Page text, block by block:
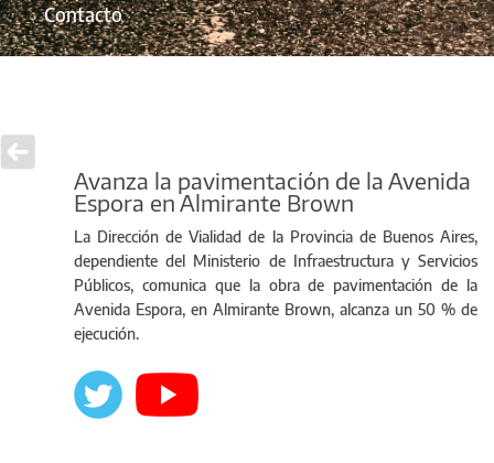
Contacto
Avanza la pavimentación de la Avenida
Espora en Almirante Brown
La Dirección de Vialidad de la Provincia de Buenos Aires,
dependiente del Ministerio de Infraestructura y Servicios
Públicos, comunica que la obra de pavimentación de la
Avenida Espora, en Almirante Brown, alcanza un 50 % de
ejecución.